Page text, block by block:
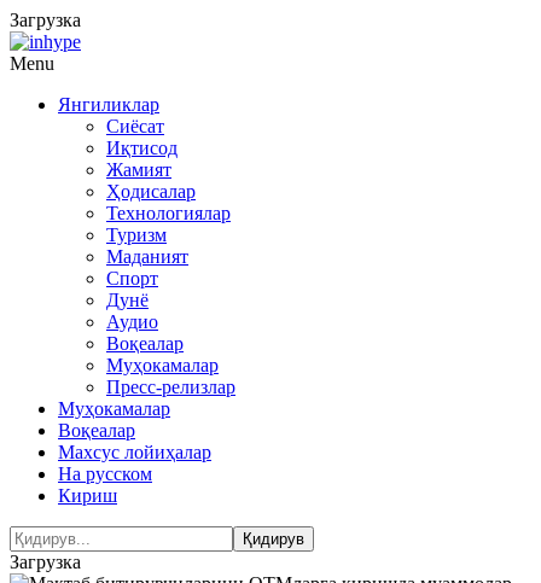
Загрузка
Menu
Янгиликлар
Сиёсат
Иқтисод
Жамият
Ҳодисалар
Технологиялар
Туризм
Маданият
Спорт
Дунё
Аудио
Воқеалар
Муҳокамалар
Пресс-релизлар
Муҳокамалар
Воқеалар
Махсус лойиҳалар
На русском
Кириш
Загрузка